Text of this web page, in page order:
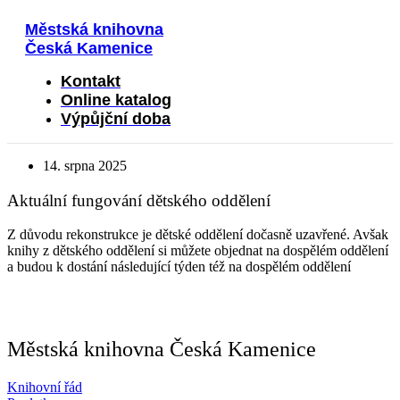
obsahu
Městská knihovna
Česká Kamenice
Kontakt
Online katalog
Výpůjční doba
14. srpna 2025
Aktuální fungování dětského oddělení
Z důvodu rekonstrukce je dětské oddělení dočasně uzavřené. Avšak
knihy z dětského oddělení si můžete objednat na dospělém oddělení
a budou k dostání následující týden též na dospělém oddělení
Městská knihovna Česká Kamenice
Knihovní řád